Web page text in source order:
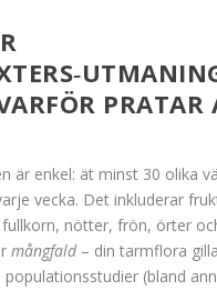
PRATAR
är enkel: ät minst 30 olika
vecka. Det inkluderar
nötter, frön, örter
mångfald– din tarmflora
populationsstudier (bland